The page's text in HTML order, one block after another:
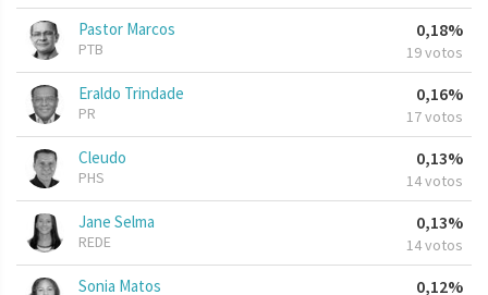
Pastor Marcos
PTB
0,18%
19 votos
Eraldo Trindade
PR
0,16%
17 votos
Cleudo
PHS
0,13%
14 votos
Jane Selma
REDE
0,13%
14 votos
Sonia Matos 0,12%